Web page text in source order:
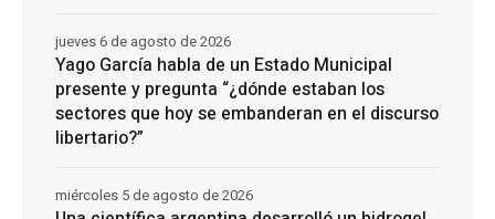
Yago García habla de un Estado Municipal
presente y pregunta “¿dónde estaban los
sectores que hoy se embanderan en el discurso
libertario?”
jueves 6 de agosto de 2026
miércoles 5 de agosto de 2026